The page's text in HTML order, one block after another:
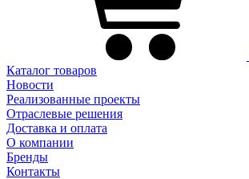
Каталог товаров
Новости
Реализованные проекты
Отраслевые решения
Доставка и оплата
О компании
Бренды
Контакты